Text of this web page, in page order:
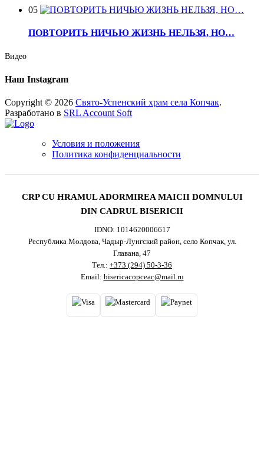
05
ПОВТОРИТЬ НИЧЬЮ ЖИЗНЬ НЕЛЬЗЯ, НО…
Видео
Наш Instagram
Copyright © 2026 Свято-Успенский храм села Копчак.
Разработано в SRL Account Soft
Условия и положения
Политика конфиденциальности
CRP CU HRAMUL ADORMIREA MAICII DOMNULUI
DIN CADRUL BISERICII
IDNO: 1014620006617
Республика Молдова, Чадыр-Лунгский район, село Копчак, ул.
Главана, 47
Тел.: +373 (294) 50-3-36
Email: bisericacopceac@mail.ru